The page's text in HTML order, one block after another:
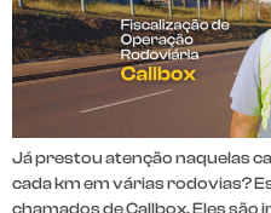
Já prestou atenção naquelas
cada km em várias rodovias?
chamados de Callbox. Eles